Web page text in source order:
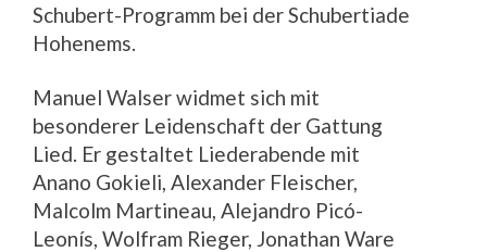
Schubert-Programm bei der Schubertiade
Hohenems.
Manuel Walser widmet sich mit
besonderer Leidenschaft der Gattung
Lied. Er gestaltet Liederabende mit
Anano Gokieli, Alexander Fleischer,
Malcolm Martineau, Alejandro Picó-
Leonís, Wolfram Rieger, Jonathan Ware